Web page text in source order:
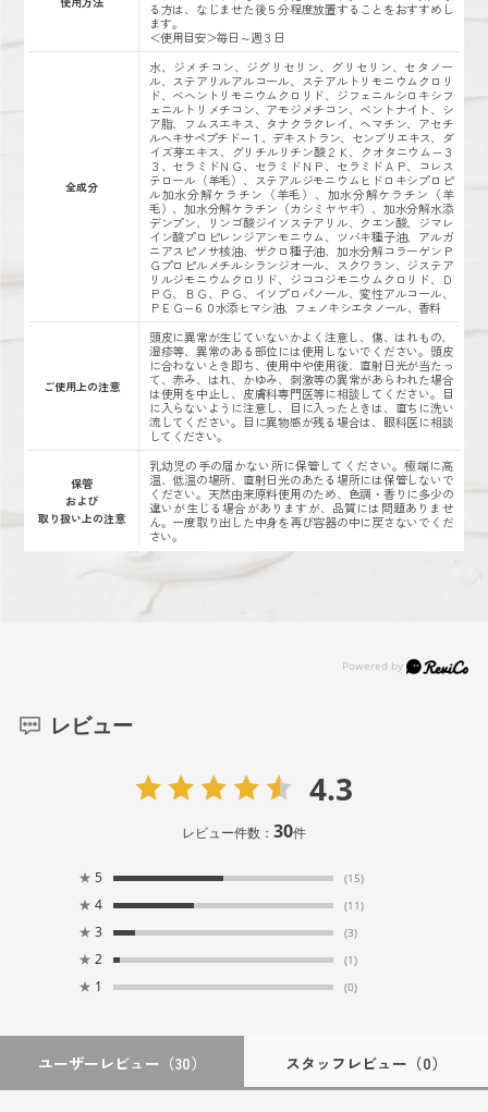
る方は、なじませた後５分程度放置することをおすすめし
ます。
＜使用目安＞毎日～週３日
全成分
水、ジメチコン、ジグリセリン、グリセリン、セタノー
ル、ステアリルアルコール、ステアルトリモニウムクロリ
ド、ベヘントリモニウムクロリド、ジフェニルシロキシフ
ェニルトリメチコン、アモジメチコン、ベントナイト、シ
ア脂、フムスエキス、タナクラクレイ、ヘマチン、アセチ
ルヘキサペプチド−１、デキストラン、センブリエキス、ダ
イズ芽エキス、グリチルリチン酸２Ｋ、クオタニウム−３
３、セラミドＮＧ、セラミドＮＰ、セラミドＡＰ、コレス
テロール（羊毛）、ステアルジモニウムヒドロキシプロピ
ル加水分解ケラチン（羊毛）、加水分解ケラチン（羊
毛）、加水分解ケラチン（カシミヤヤギ）、加水分解水添
デンプン、リンゴ酸ジイソステアリル、クエン酸、ジマレ
イン酸プロピレンジアンモニウム、ツバキ種子油、アルガ
ニアスピノサ核油、ザクロ種子油、加水分解コラーゲンＰ
Ｇプロピルメチルシランジオール、スクワラン、ジステア
リルジモニウムクロリド、ジココジモニウムクロリド、Ｄ
ＰＧ、ＢＧ、ＰＧ、イソプロパノール、変性アルコール、
ＰＥＧ−６０水添ヒマシ油、フェノキシエタノール、香料
ご使用上の注意
頭皮に異常が生じていないかよく注意し、傷、はれもの、
湿疹等、異常のある部位には使用しないでください。頭皮
に合わないとき即ち、使用中や使用後、直射日光が当たっ
て、赤み、はれ、かゆみ、刺激等の異常があらわれた場合
は使用を中止し、皮膚科専門医等に相談してください。目
に入らないように注意し、目に入ったときは、直ちに洗い
流してください。目に異物感が残る場合は、眼科医に相談
してください。
保管
および
取り扱い上の注意
乳幼児の手の届かない所に保管してください。極端に高
温、低温の場所、直射日光のあたる場所には保管しないで
ください。天然由来原料使用のため、色調・香りに多少の
違いが生じる場合がありますが、品質には問題ありませ
ん。一度取り出した中身を再び容器の中に戻さないでくだ
さい。
レビュー
4.3
レビュー件数： 30件
★ 5 (15)
★ 4 (11)
★ 3 (3)
★ 2 (1)
★ 1 (0)
ユーザーレビュー （30） スタッフレビュー （0）